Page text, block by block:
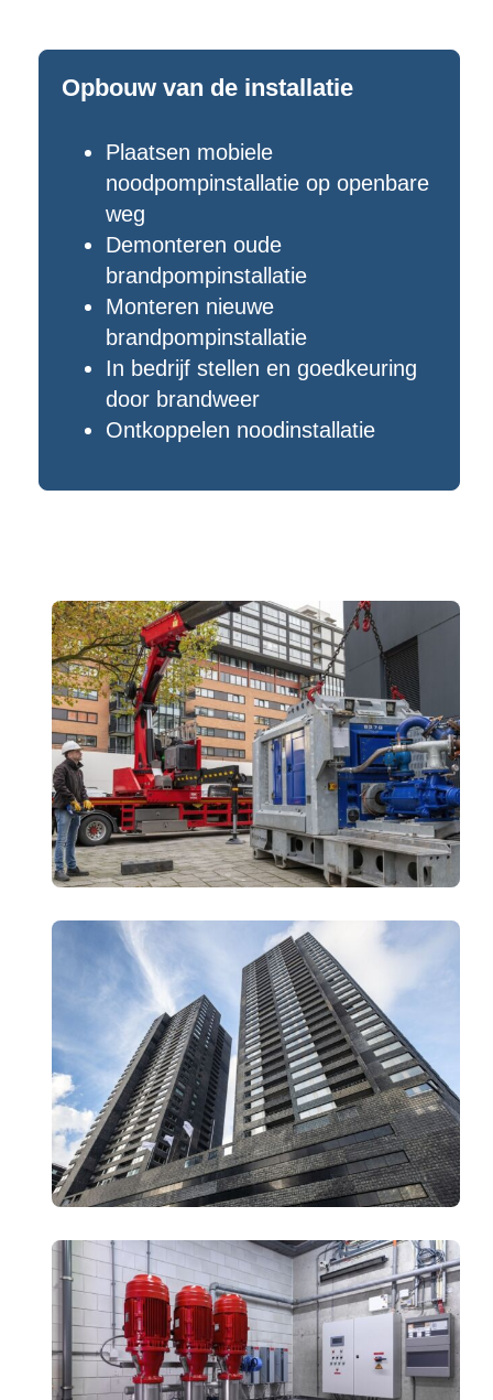
Opbouw van de installatie
Plaatsen mobiele
noodpompinstallatie op openbare
weg
Demonteren oude
brandpompinstallatie
Monteren nieuwe
brandpompinstallatie
In bedrijf stellen en goedkeuring
door brandweer
Ontkoppelen noodinstallatie